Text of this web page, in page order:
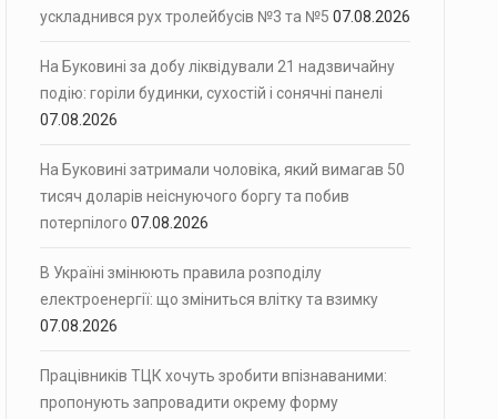
ускладнився рух тролейбусів №3 та №5 07.08.2026
На Буковині за добу ліквідували 21 надзвичайну
подію: горіли будинки, сухостій і сонячні панелі
07.08.2026
На Буковині затримали чоловіка, який вимагав 50
тисяч доларів неіснуючого боргу та побив
потерпілого 07.08.2026
В Україні змінюють правила розподілу
електроенергії: що зміниться влітку та взимку
07.08.2026
Працівників ТЦК хочуть зробити впізнаваними:
пропонують запровадити окрему форму